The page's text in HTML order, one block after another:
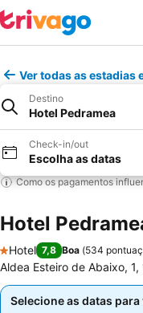
Ver todas as estadias
Destino
Hotel Pedramea
Check-in/out
Escolha as datas
Como os pagamentos
Hotel
1 Estrelas
Hotel 7,8 Boa (534
Aldea Esteiro de Abaixo,
Selecione as datas
Selecione as datas